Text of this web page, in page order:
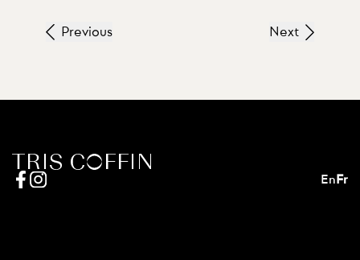
Previous Next
En Fr